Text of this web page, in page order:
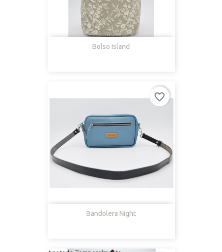
Bolso Island
Bandolera Night
favorite_border